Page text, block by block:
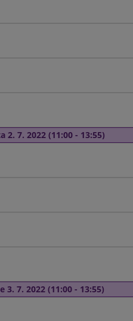
2. 7. 2022 (11:00 - 13:55)
3. 7. 2022 (11:00 - 13:55)